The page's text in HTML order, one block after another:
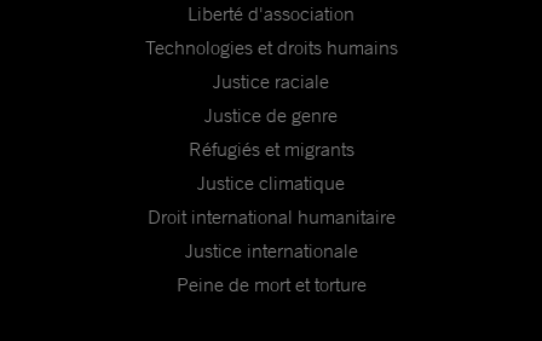
Liberté d'association
Technologies et droits humains
Justice raciale
Justice de genre
Réfugiés et migrants
Justice climatique
Droit international humanitaire
Justice internationale
Peine de mort et torture